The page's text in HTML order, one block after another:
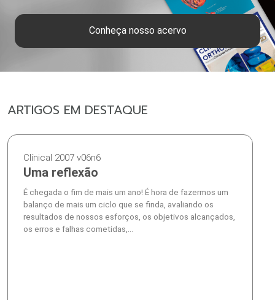
Conheça nosso acervo
ARTIGOS EM DESTAQUE
Clínical 2007 v06n6
Uma reflexão
É chegada o fim de mais um ano! É hora de fazermos um
balanço de mais um ciclo que se finda, avaliando os
resultados de nossos esforços, os objetivos alcançados,
os erros e falhas cometidas,...